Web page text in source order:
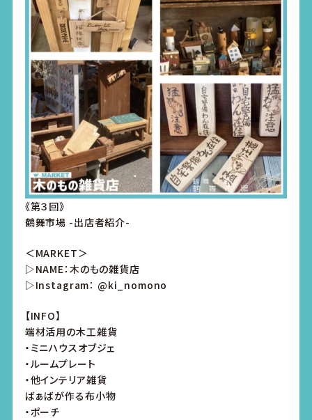
《第３回》
鶴舞市場 -出店者紹介-
＜MARKET＞
▷NAME：木のもの雑貨店
▷Instagram： @ki_nomono
【INFO】
端材活用の木工雑貨
・ミニハウスオブジェ
・ルームプレート
・他インテリア雑貨
ばぁばが作る布小物
・ポーチ